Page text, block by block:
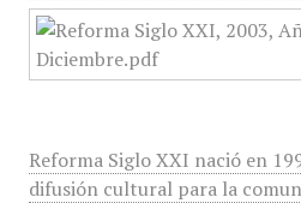
Reforma Siglo XXI nació en
difusión cultural para la